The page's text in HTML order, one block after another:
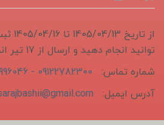
از
توانید انجام دهید و ارسال از 17 تیر انجام می گردد.
شماره تماس:
09122782300 - 02133996046
آدرس ایمیل: